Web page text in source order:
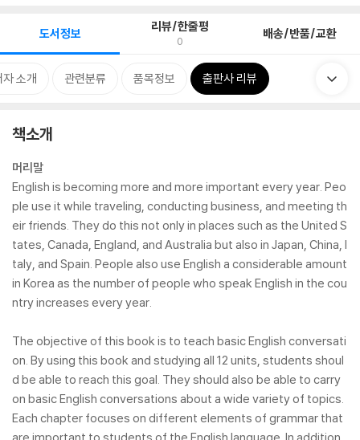
도서정보 리뷰/한줄평
0 배송/반품/교환
자 소개 관련분류 품목정보 출판사 리뷰
책소개
머리말
English is becoming more and more important every year. Peo
ple use it while traveling, conducting business, and meeting th
eir friends. They do this not only in places such as the United S
tates, Canada, England, and Australia but also in Japan, China, I
taly, and Spain. People also use English a considerable amount
in Korea as the number of people who speak English in the cou
ntry increases every year.
The objective of this book is to teach basic English conversati
on. By using this book and studying all 12 units, students shoul
d be able to reach this goal. They should also be able to carry
on basic English conversations about a wide variety of topics.
Each chapter focuses on different elements of grammar that